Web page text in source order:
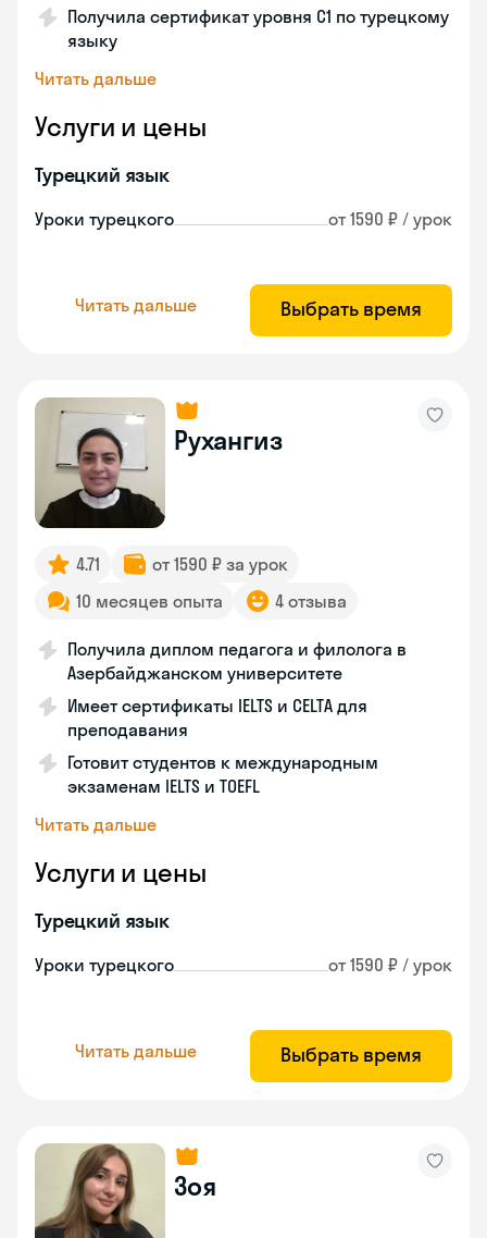
Получила сертификат уровня C1 по турецкому
языку
Читать дальше
Услуги и цены
Турецкий язык
Уроки турецкого от 1590 ₽ / урок
Читать дальше Выбрать время
Рухангиз
4.71
от 1590 ₽ за урок
10 месяцев опыта
4 отзыва
Получила диплом педагога и филолога в
Азербайджанском университете
Имеет сертификаты IELTS и CELTA для
преподавания
Готовит студентов к международным
экзаменам IELTS и TOEFL
Читать дальше
Услуги и цены
Турецкий язык
Уроки турецкого от 1590 ₽ / урок
Читать дальше Выбрать время
Зоя